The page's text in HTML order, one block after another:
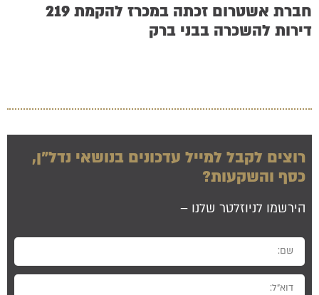
חברת אשטרום זכתה במכרז להקמת 219
דירות להשכרה בבני ברק
רוצים לקבל למייל עדכונים בנושאי נדל”ן,
כסף והשקעות?
הירשמו לניוזלטר שלנו –